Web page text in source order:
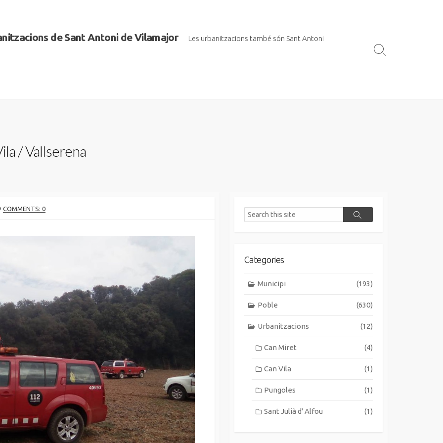
de Sant Antoni de Vilamajor
Les urbanitzacions també són Sant Antoni
Search
/ Vallserena
COMMENTS: 0
Search
Search
Categories
Municipi (193)
Poble (630)
Urbanitzacions (12)
Can Miret (4)
Can Vila (1)
Pungoles (1)
Sant Julià d' Alfou (1)